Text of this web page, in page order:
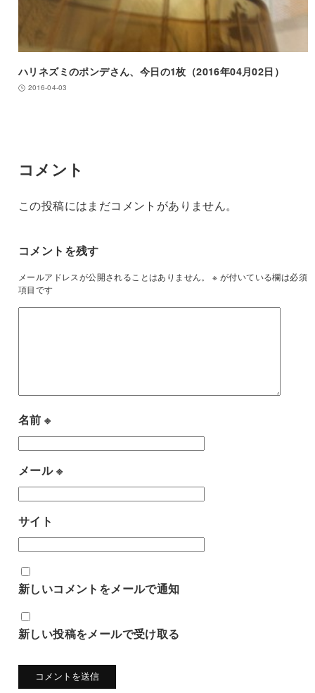
ハリネズミのポンデさん、今日の1枚（2016年04月02日）
2016-04-03
コメント
この投稿にはまだコメントがありません。
コメントを残す
メールアドレスが公開されることはありません。 ※ が付いている欄は必須
項目です
名前※
メール※
サイト
新しいコメントをメールで通知
新しい投稿をメールで受け取る